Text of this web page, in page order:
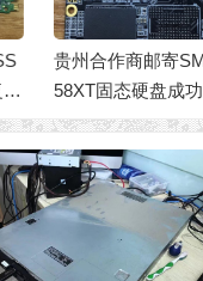
贵州合作商邮寄SM22
58XT固态硬盘成功恢
复超市收银软件